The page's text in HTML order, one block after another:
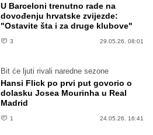
U Barceloni trenutno rade na
dovođenju hrvatske zvijezde:
"Ostavite šta i za druge klubove"
3 29.05.26. 08:01
Bit će ljuti rivali naredne sezone
Hansi Flick po prvi put govorio o
dolasku Josea Mourinha u Real
Madrid
1 24.05.26. 16:41